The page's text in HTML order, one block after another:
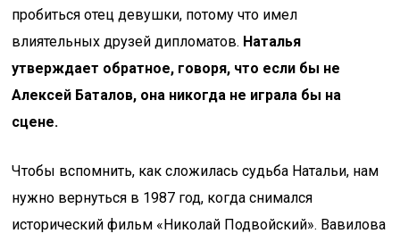
пробиться отец девушки, потому что имел
влиятельных друзей дипломатов. Наталья
утверждает обратное, говоря, что если бы не
Алексей Баталов, она никогда не играла бы на
сцене.
Чтобы вспомнить, как сложилась судьба Натальи, нам
нужно вернуться в 1987 год, когда снимался
исторический фильм «Николай Подвойский». Вавилова